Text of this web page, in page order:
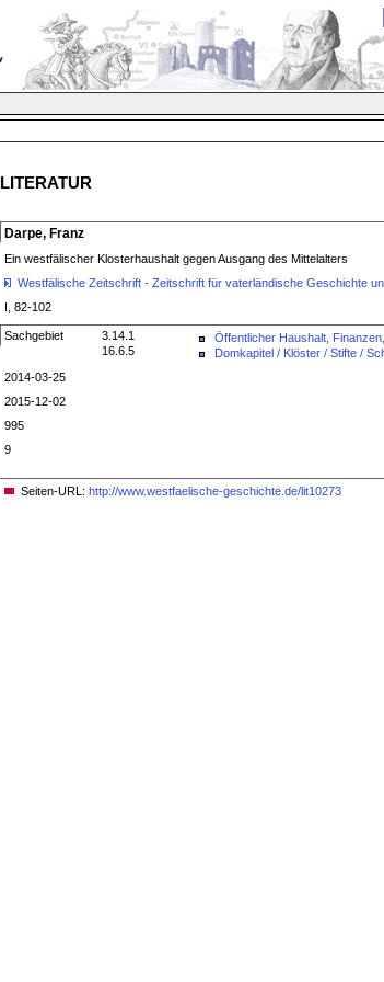
LITERATUR
Darpe, Franz
Ein westfälischer Klosterhaushalt gegen Ausgang des Mittelalters
Westfälische Zeitschrift - Zeitschrift für vaterländische Geschichte
I, 82-102
Sachgebiet 3.14.1
Öffentlicher Haushalt,
16.6.5
Domkapitel / Klöster / Stifte /
2014-03-25
2015-12-02
995
9
Seiten-URL: http://www.westfaelische-geschichte.de/lit10273